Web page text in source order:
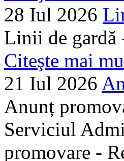
28 Iul 2026
Linii de gardă
Citeşte mai
21 Iul 2026
Anunț
Serviciul
promovare -